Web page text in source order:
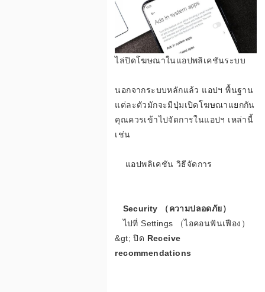
ไล่ปิดโฆษณาในแอปพลิเคชันระบบ
นอกจากระบบหลักแล้ว แอปฯ พื้นฐาน
แต่ละตัวมักจะมีปุ่มเปิดโฆษณาแยกกัน
คุณควรเข้าไปจัดการในแอปฯ เหล่านี้
เช่น
แอปพลิเคชัน วิธีจัดการ
Security （ความปลอดภัย）
ไปที่ Settings （ไอคอนฟันเฟือง）
&gt; ปิด Receive
recommendations